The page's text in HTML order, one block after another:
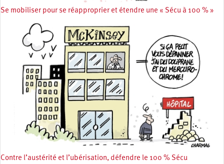
Se mobiliser pour se réapproprier et étendre une « Sécu à 100 % »
Contre l’austérité et l’ubérisation, défendre le 100 % Sécu